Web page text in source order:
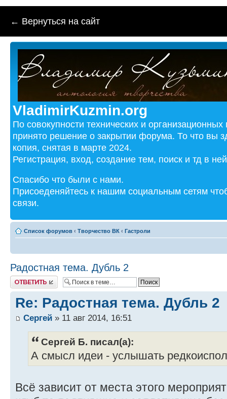
← Вернуться на сайт
VladimirKuzmin.org
По совокупности технических и
принято решение о закрытии форума. То что вы
копия, снятая в марте 2024.
Регистрация, вход, создание тем, поиск и тд в
Спасибо что были с нами.
Присоеденяйтесь к нашим социальным сетям
связи.
Список форумов ‹ Творчество ВК ‹ Гастроли
Радостная тема. Дубль 2
Ответить
Re: Радостная тема. Дубль 2
Сергей » 11 авг 2014, 16:51
Сергей Б. писал(а):
А смысл идеи - услышать
Всё зависит от места этого